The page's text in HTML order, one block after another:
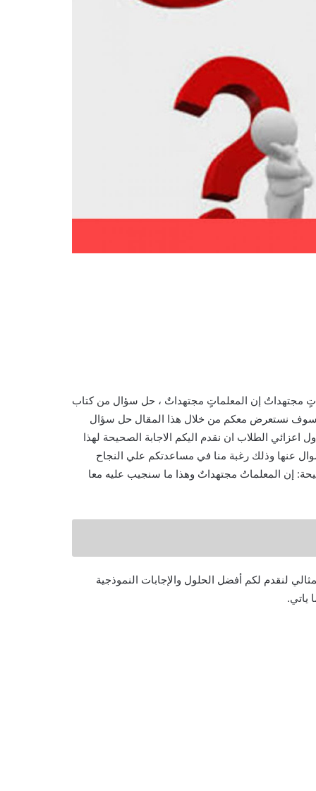
إن المعلماتٍ مجتهداتٌ إن المعلماتٍ مجتهداتٌ ، حل سؤال من كتاب
فيما يلي، سوف نستعرض معكم من خلال هذا المقال حل سؤال
اعزائي الطلاب ان نقدم اليكم الاجابة الصحيحة لهذا
عنها وذلك رغبة منا في مساعدتكم علي النجاح
إن المعلماتُ مجتهداتٌ وهذا ما سنجيب عليه معا
لنقدم لكم أفضل الحلول والإجابات النموذجية
ياتي.